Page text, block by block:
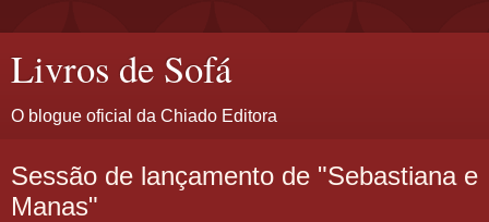
Livros de Sofá
O blogue oficial da Chiado Editora
Sessão de lançamento de "Sebastiana e
Manas"